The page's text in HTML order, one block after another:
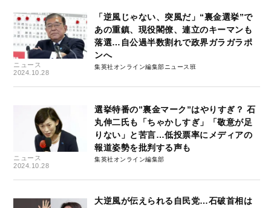
ニュース
2024.10.28
「逆風じゃない、突風だ」“裏金選挙”で
あの重鎮、現役閣僚、連立のキーマンも
落選…自公過半数割れで政界ガラガラポ
ンへ
集英社オンライン編集部ニュース班
ニュース
2024.10.28
選挙特番の”裏金マーク”はやりすぎ？ 石
丸伸二氏も「ちゃかしすぎ」「敬意が足
りない」と苦言…低投票率にメディアの
報道姿勢を批判する声も
集英社オンライン編集部
大逆風が伝えられる自民党…石破首相は